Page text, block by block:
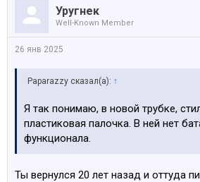
Уругнек
Well-Known Member
26 янв 2025
Paparazzy сказал(а): ↑
Я так понимаю, в новой трубке,
пластиковая палочка. В ней нет
функционала.
Ты вернулся 20 лет назад и оттуда